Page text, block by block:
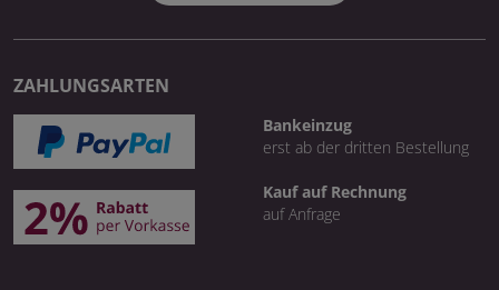
ZAHLUNGSARTEN
Bankeinzug
erst ab der dritten Bestellung
Kauf auf Rechnung
auf Anfrage